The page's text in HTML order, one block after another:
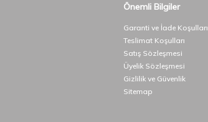
Önemli Bilgiler
Garanti ve İade Koşulları
Teslimat Koşulları
Satış Sözleşmesi
Üyelik Sözleşmesi
Gizlilik ve Güvenlik
Sitemap